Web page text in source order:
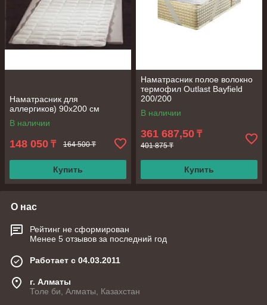
Наматрасник для
аллергиков) 90х200 см
В наличии
148 050 ₸ 164 500 ₸
Купить
Наматрасник полое волокно
термофил Outlast Bayfield
200/200
В наличии
361 687,50 ₸
401 875 ₸
Купить
О нас
Рейтинг не сформирован
Менее 5 отзывов за последний год
Работает с 04.03.2011
г. Алматы
Толе би, Алматы, Казахстан